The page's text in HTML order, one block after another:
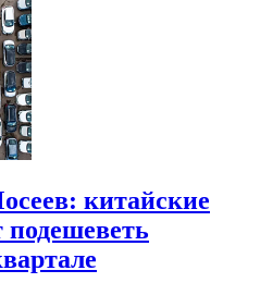
китайские